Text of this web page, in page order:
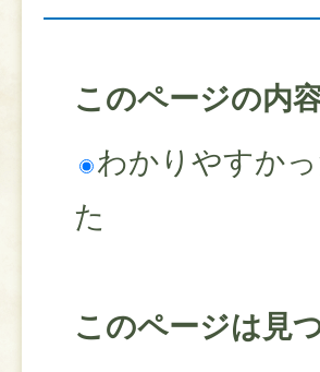
このページの内
わかりやすか
た
このページは見